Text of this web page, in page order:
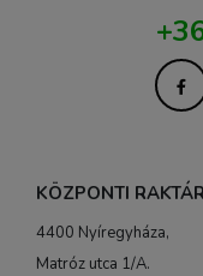
KÖZPONTI RAKTÁR
4400 Nyíregyháza,
Matróz utca 1/A.